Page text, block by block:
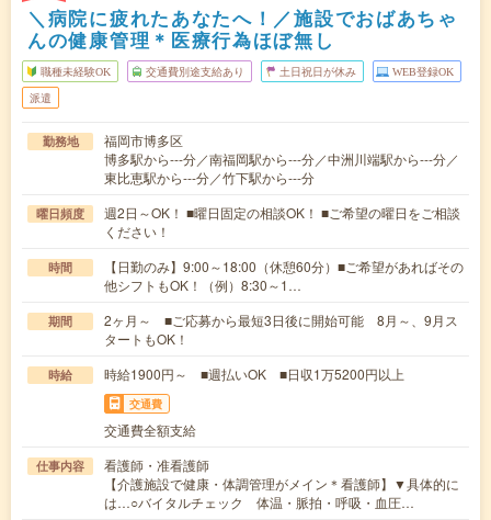
＼病院に疲れたあなたへ！／施設でおばあちゃ
んの健康管理＊医療行為ほぼ無し
職種未経験OK 交通費別途支給あり 土日祝日が休み WEB登録OK
派遣
勤務地
福岡市博多区
博多駅から---分／南福岡駅から---分／中洲川端駅から---分／
東比恵駅から---分／竹下駅から---分
曜日頻度
週2日～OK！ ■曜日固定の相談OK！ ■ご希望の曜日をご相談
ください！
時間
【日勤のみ】9:00～18:00（休憩60分）■ご希望があればその
他シフトもOK！（例）8:30～1…
期間
2ヶ月～ ■ご応募から最短3日後に開始可能 8月～、9月ス
タートもOK！
時給 時給1900円～ ■週払いOK ■日収1万5200円以上
交通費
交通費全額支給
仕事内容
看護師・准看護師
【介護施設で健康・体調管理がメイン＊看護師】▼具体的に
は…○バイタルチェック 体温・脈拍・呼吸・血圧…